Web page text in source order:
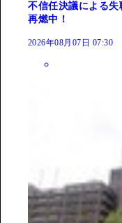
不信任決議による
再燃中！
2026年08月07日 07:30